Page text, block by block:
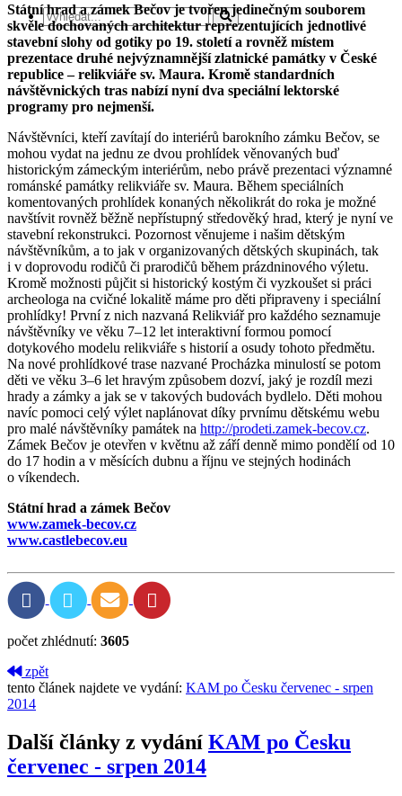
Státní hrad a zámek Bečov je tvořen jedinečným souborem
skvěle dochovaných architektur reprezentujících jednotlivé
stavební slohy od gotiky po 19. století a rovněž místem
prezentace druhé nejvýznamnější zlatnické památky v České
republice – relikviáře sv. Maura. Kromě standardních
návštěvnických tras nabízí nyní dva speciální lektorské
programy pro nejmenší.
Návštěvníci, kteří zavítají do interiérů barokního zámku Bečov, se
mohou vydat na jednu ze dvou prohlídek věnovaných buď
historickým zámeckým interiérům, nebo právě prezentaci významné
románské památky relikviáře sv. Maura. Během speciálních
komentovaných prohlídek konaných několikrát do roka je možné
navštívit rovněž běžně nepřístupný středověký hrad, který je nyní ve
stavební rekonstrukci. Pozornost věnujeme i našim dětským
návštěvníkům, a to jak v organizovaných dětských skupinách, tak
i v doprovodu rodičů či prarodičů během prázdninového výletu.
Kromě možnosti půjčit si historický kostým či vyzkoušet si práci
archeologa na cvičné lokalitě máme pro děti připraveny i speciální
prohlídky! První z nich nazvaná Relikviář pro každého seznamuje
návštěvníky ve věku 7–12 let interaktivní formou pomocí
dotykového modelu relikviáře s historií a osudy tohoto předmětu.
Na nové prohlídkové trase nazvané Procházka minulostí se potom
děti ve věku 3–6 let hravým způsobem dozví, jaký je rozdíl mezi
hrady a zámky a jak se v takových budovách bydlelo. Děti mohou
navíc pomoci celý výlet naplánovat díky prvnímu dětskému webu
pro malé návštěvníky památek na http://prodeti.zamek-becov.cz.
Zámek Bečov je otevřen v květnu až září denně mimo pondělí od 10
do 17 hodin a v měsících dubnu a říjnu ve stejných hodinách
o víkendech.
Státní hrad a zámek Bečov
www.zamek-becov.cz
www.castlebecov.eu
počet zhlédnutí: 3605
zpět
tento článek najdete ve vydání: KAM po Česku červenec - srpen
2014
Další články z vydání KAM po Česku
červenec - srpen 2014